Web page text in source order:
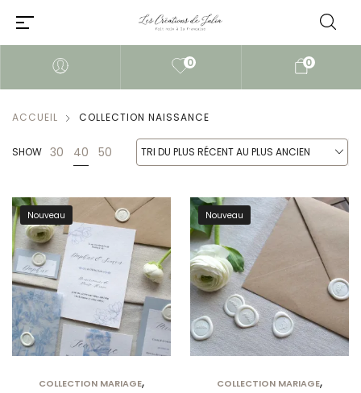
0 0
ACCUEIL COLLECTION NAISSANCE
SHOW 30 40 50 TRI DU PLUS RÉCENT AU PLUS ANCIEN
Nouveau
COLLECTION MARIAGE,
Nouveau
COLLECTION MARIAGE,